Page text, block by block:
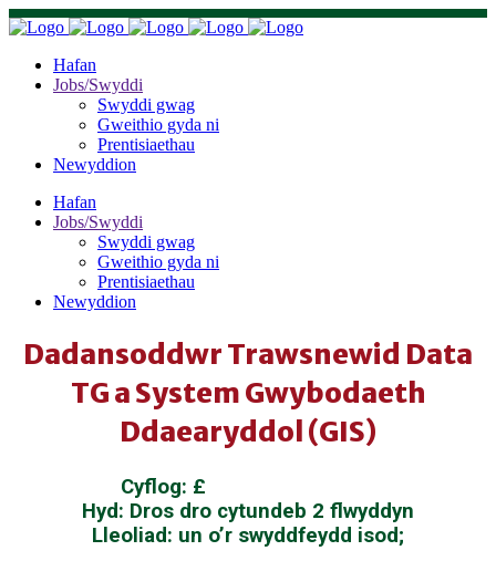
Hafan
Jobs/Swyddi
Swyddi gwag
Gweithio gyda ni
Prentisiaethau
Newyddion
Hafan
Jobs/Swyddi
Swyddi gwag
Gweithio gyda ni
Prentisiaethau
Newyddion
Dadansoddwr Trawsnewid Data
TG a System Gwybodaeth
Ddaearyddol (GIS)
Cyflog: £
Hyd: Dros dro cytundeb 2 flwyddyn
Lleoliad: un o’r swyddfeydd isod;